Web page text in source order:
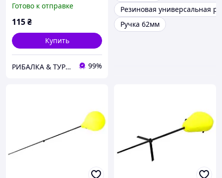
с ручкой ЭВА
Готово к отправке
115₴
Купить
РИБАЛКА & ТУРИЗМ 99%
Резиновая универсальная
Ручка 62мм